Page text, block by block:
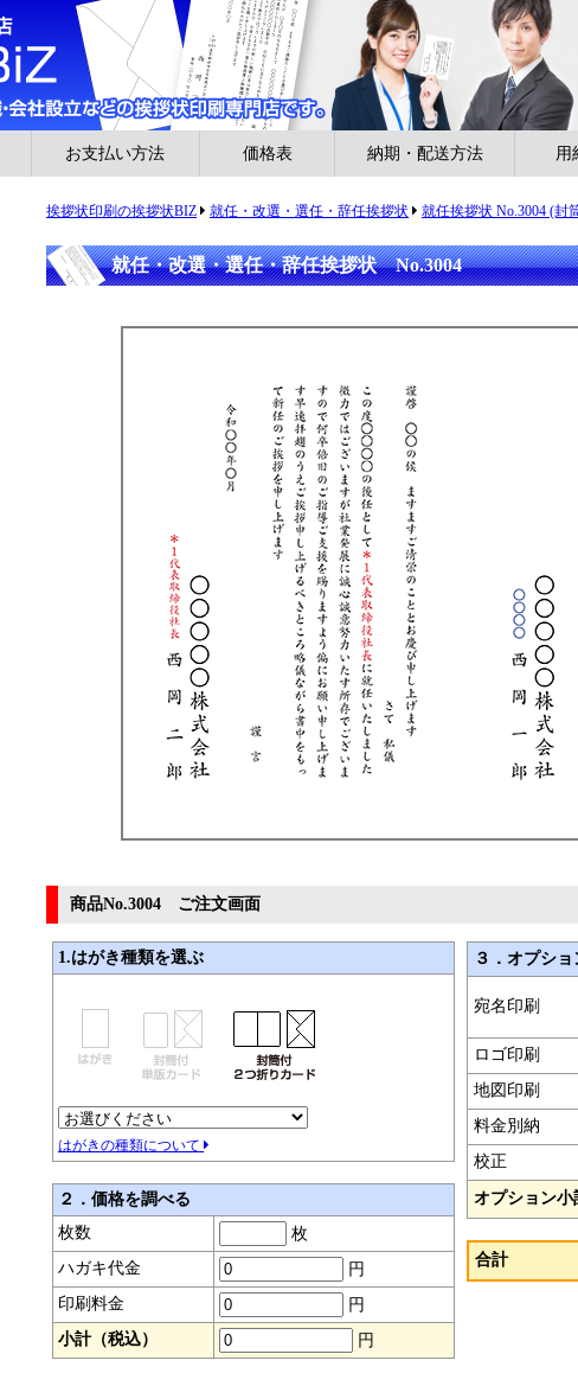
お支払い方法 価格表 納期・配送方法 用
挨拶状印刷の挨拶状BIZ 就任・改選・選任・辞任挨拶状 就任挨拶状 No.3004 (封
就任・改選・選任・辞任挨拶状 No.3004
商品No.3004 ご注文画面
1.はがき種類を選ぶ
はがきの種類について
２．価格を調べる
枚数
枚
ハガキ代金
円
印刷料金
円
小計（税込）
円
３．オプショ
宛名印刷
ロゴ印刷
地図印刷
料金別納
校正
オプション小
合計